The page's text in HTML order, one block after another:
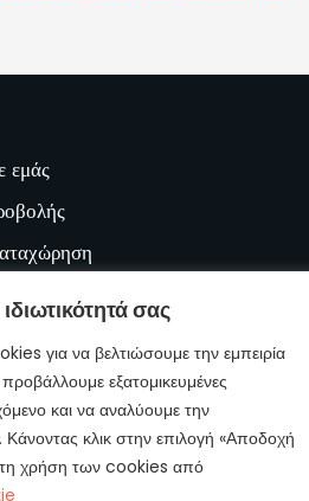
σας
για να βελτιώσουμε την εμπειρία
εξατομικευμένες
και να αναλύουμε την
Κάνοντας κλικ στην επιλογή «Αποδοχή
χρήση των cookies από
εμάς